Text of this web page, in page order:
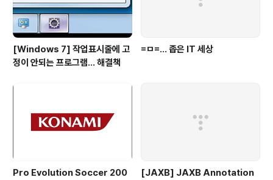
[Windows 7] 작업표시줄에 고
정이 안되는 프로그램... 해결책
=ㅁ=... 좁은 IT 세상
Pro Evolution Soccer 200
[JAXB] JAXB Annotation